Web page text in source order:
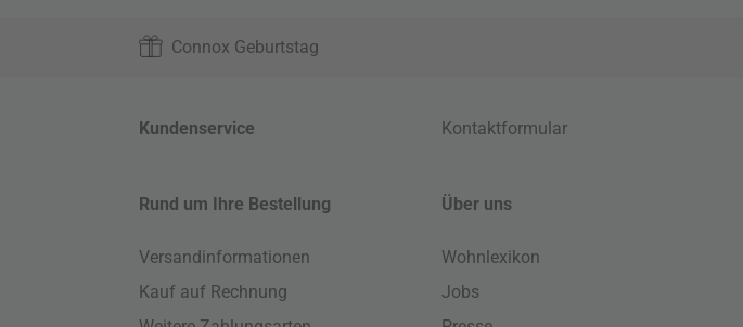
Connox Geburtstag
Kundenservice Kontaktformular
Rund um Ihre Bestellung
Versandinformationen
Kauf auf Rechnung
Über uns
Wohnlexikon
Jobs